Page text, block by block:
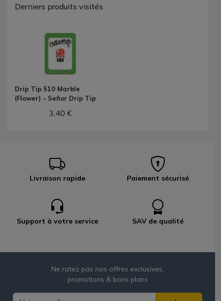
Derniers produits visités
Drip Tip 510 Marble
(Flower) - Señor Drip Tip
3,40 €
Livraison rapide Paiement sécurisé
Support à votre service SAV de qualité
Ne ratez pas nos offres exclusives,
promotions & bons plans